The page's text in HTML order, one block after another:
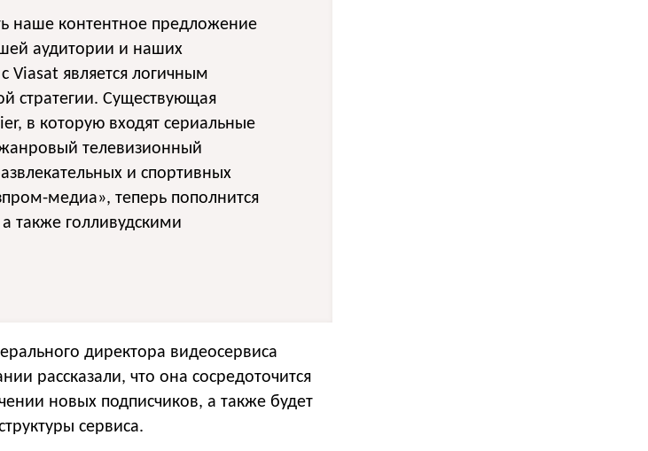
наше контентное предложение
аудитории и наших
Viasat является логичным
стратегии. Существующая
в которую входят сериальные
телевизионный
и спортивных
медиа», теперь пополнится
также голливудскими
директора видеосервиса
рассказали, что она сосредоточится
новых подписчиков, а также будет
сервиса.